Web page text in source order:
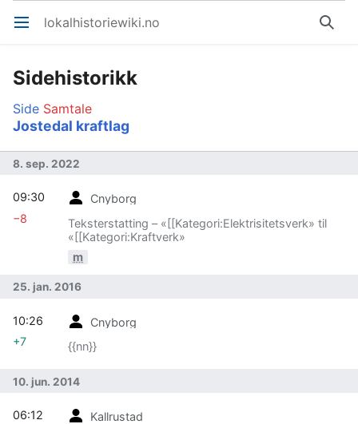
Åpne hovedmenyen lokalhistoriewiki.no Søk
Sidehistorikk
Side Samtale
Jostedal kraftlag
8. sep. 2022
Cnyborg
Teksterstatting – «[[Kategori:Elektrisitetsverk» til
«[[Kategori:Kraftverk»
m
09:30
−8
25. jan. 2016
Cnyborg
{{nn}}
10:26
+7
10. jun. 2014
Kallrustad
06:12